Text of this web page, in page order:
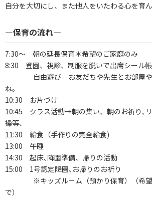
自分を大切にし、また他人をいたわる心を育ん
―保育の流れ―
7:30～ 朝の延長保育＊希望のご家庭のみ
8:30 登園、視診、制服を脱いで出席シール
自由遊び お友だちや先生とお部屋や
ね。
10:30 お片づけ
10:45 クラス活動→朝の集い、朝のお祈り､
操等、
11:30 給食（手作りの完全給食)
13:00 午睡
14:30 起床､降園準備、帰りの活動
15:00 1号認定降園､お帰りのお祈り
※キッズルーム（預かり保育）（希望
で）